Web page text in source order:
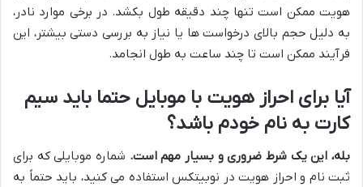
هویت ممکن است تنها چند دقیقه طول بکشد. در برخی موارد نادر،
به دلیل حجم بالای درخواست ها یا نیاز به بررسی دستی بیشتر، این
فرآیند ممکن است تا چند ساعت به طول انجامد.
آیا برای احراز هویت با موبایل حتما باید سیم
کارت به نام خودم باشد؟
بله، این یک شرط ضروری و بسیار مهم است. شماره موبایلی که برای
ثبت نام و احراز هویت در نوبیتکس استفاده می کنید، باید حتماً به